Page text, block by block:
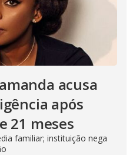
acusa
após
21 meses
familiar; instituição nega